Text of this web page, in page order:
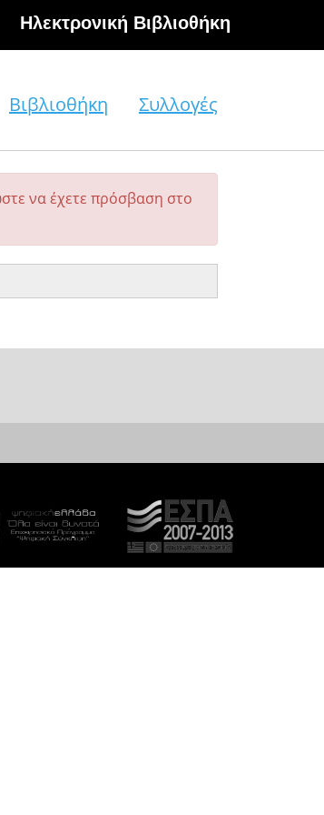
Hλεκτρονική Βιβλιοθήκη
Βιβλιοθήκη Συλλογές
να έχετε πρόσβαση στο